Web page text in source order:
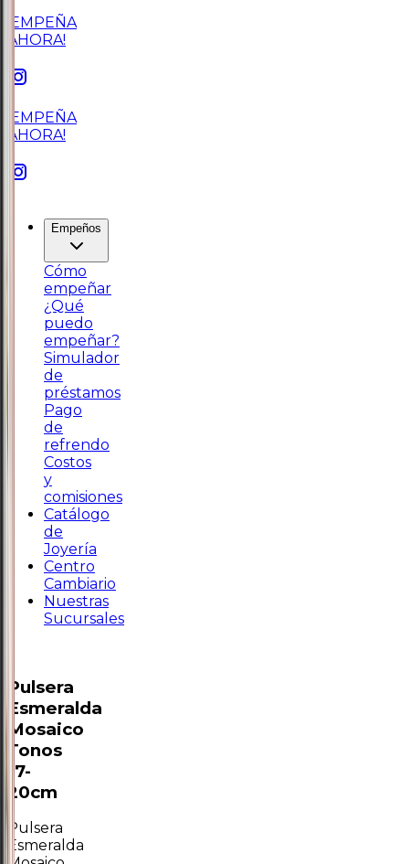
¡EMPEÑA
AHORA!
¡EMPEÑA
AHORA!
Empeños
Cómo
empeñar
¿Qué
puedo
empeñar?
Simulador
de
préstamos
Pago
de
refrendo
Costos
y
comisiones
Catálogo
de
Joyería
Centro
Cambiario
Nuestras
Sucursales
Pulsera
Esmeralda
Mosaico
Tonos
17-
20cm
Pulsera
Esmeralda